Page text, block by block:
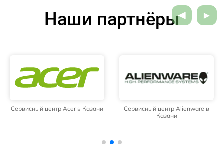
Наши партнёры
Сервисный центр Acer в Казани
Сервисный центр Alienware в
Казани